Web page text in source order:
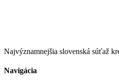
Najvýznamnejšia slovenská súťaž
Navigácia